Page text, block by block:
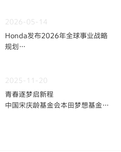
2026-05-14
Honda发布2026年全球事业战略
规划
2025-11-20
青春逐梦启新程
中国宋庆龄基金会本田梦想基金第